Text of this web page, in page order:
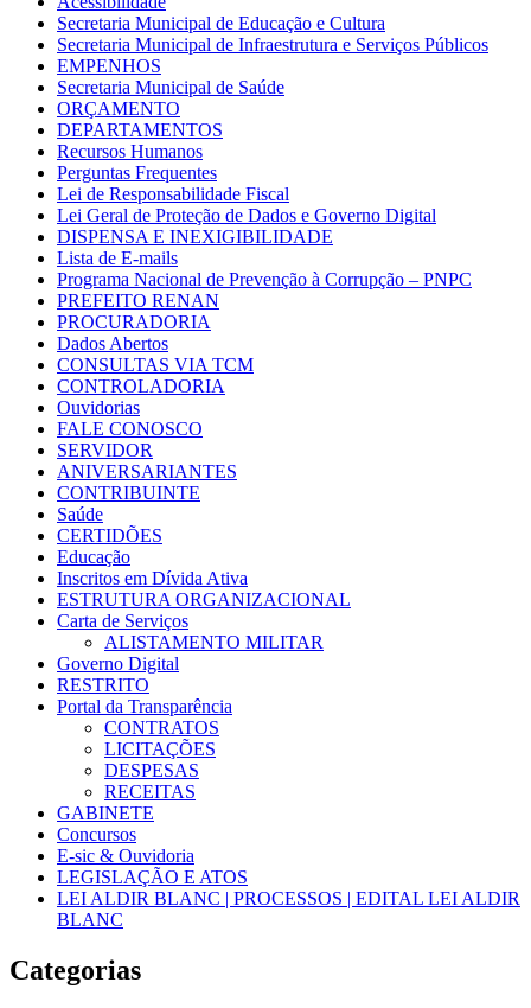
Secretaria Municipal de Educação e Cultura
Secretaria Municipal de Infraestrutura e Serviços Públicos
EMPENHOS
Secretaria Municipal de Saúde
ORÇAMENTO
DEPARTAMENTOS
Recursos Humanos
Perguntas Frequentes
Lei de Responsabilidade Fiscal
Lei Geral de Proteção de Dados e Governo Digital
DISPENSA E INEXIGIBILIDADE
Lista de E-mails
Programa Nacional de Prevenção à Corrupção – PNPC
PREFEITO RENAN
PROCURADORIA
Dados Abertos
CONSULTAS VIA TCM
CONTROLADORIA
Ouvidorias
FALE CONOSCO
SERVIDOR
ANIVERSARIANTES
CONTRIBUINTE
Saúde
CERTIDÕES
Educação
Inscritos em Dívida Ativa
ESTRUTURA ORGANIZACIONAL
Carta de Serviços
ALISTAMENTO MILITAR
Governo Digital
RESTRITO
Portal da Transparência
CONTRATOS
LICITAÇÕES
DESPESAS
RECEITAS
GABINETE
Concursos
E-sic & Ouvidoria
LEGISLAÇÃO E ATOS
LEI ALDIR BLANC | PROCESSOS | EDITAL LEI ALDIR
BLANC
Categorias